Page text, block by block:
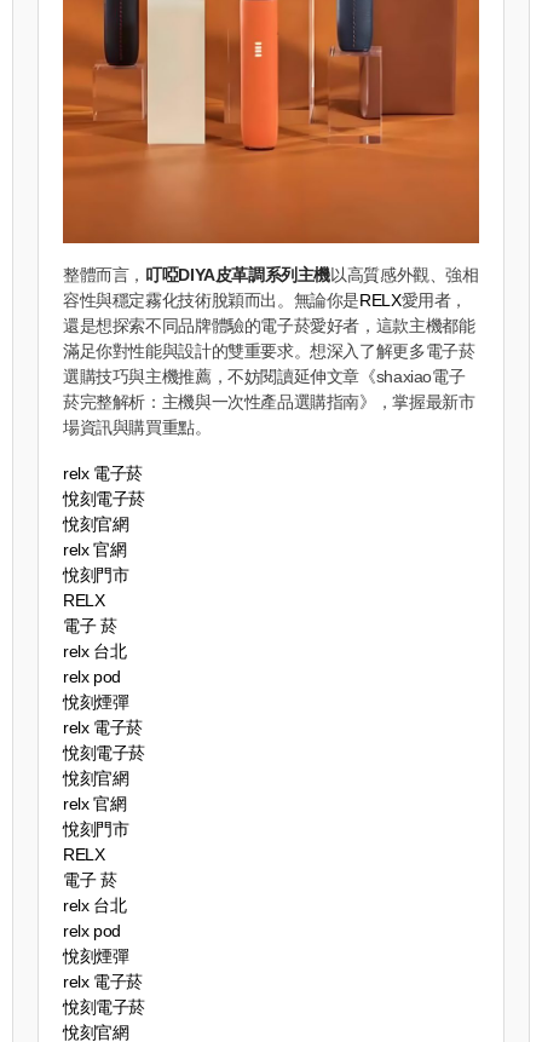
整體而言， 叮啞DIYA皮革調系列主機以高質感外觀、強相
容性與穩定霧化技術脫穎而出。無論你是RELX愛用者，
還是想探索不同品牌體驗的電子菸愛好者，這款主機都能
滿足你對性能與設計的雙重要求。想深入了解更多電子菸
選購技巧與主機推薦，不妨閱讀延伸文章《shaxiao電子
菸完整解析：主機與一次性產品選購指南》，掌握最新市
場資訊與購買重點。
relx 電子菸
悅刻電子菸
悅刻官網
relx 官網
悅刻門市
RELX
電子 菸
relx 台北
relx pod
悅刻煙彈
relx 電子菸
悅刻電子菸
悅刻官網
relx 官網
悅刻門市
RELX
電子 菸
relx 台北
relx pod
悅刻煙彈
relx 電子菸
悅刻電子菸
悅刻官網